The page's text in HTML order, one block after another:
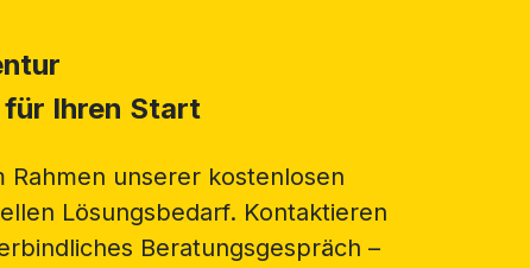
Ihren Start
unserer kostenlosen
Lösungsbedarf. Kontaktieren
Beratungsgespräch –